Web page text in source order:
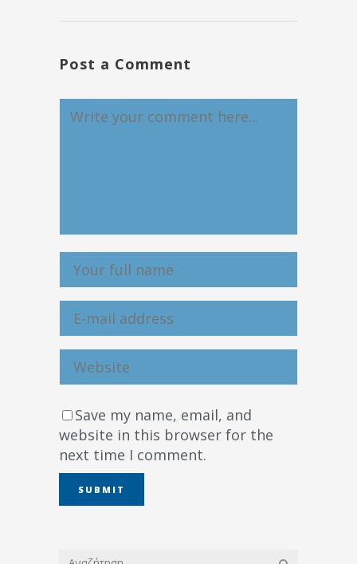
Post a Comment
Save my name, email, and
website in this browser for the
next time I comment.